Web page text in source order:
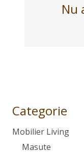
Nu
Categorie
Mobilier Living
Masute